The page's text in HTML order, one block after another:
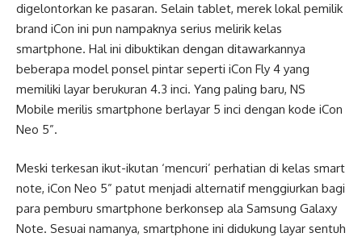
digelontorkan ke pasaran. Selain tablet, merek lokal pemilik
brand iCon ini pun nampaknya serius melirik kelas
smartphone. Hal ini dibuktikan dengan ditawarkannya
beberapa model ponsel pintar seperti iCon Fly 4 yang
memiliki layar berukuran 4.3 inci. Yang paling baru, NS
Mobile merilis smartphone berlayar 5 inci dengan kode iCon
Neo 5”.
Meski terkesan ikut-ikutan ‘mencuri’ perhatian di kelas smart
note, iCon Neo 5” patut menjadi alternatif menggiurkan bagi
para pemburu smartphone berkonsep ala Samsung Galaxy
Note. Sesuai namanya, smartphone ini didukung layar sentuh